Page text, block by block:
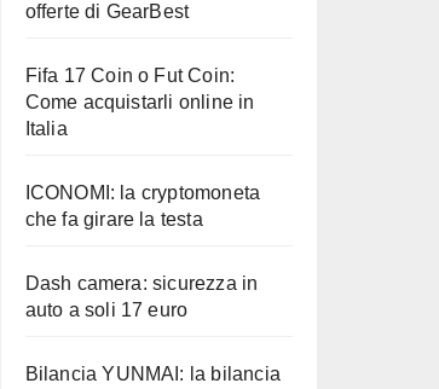
offerte di GearBest
Fifa 17 Coin o Fut Coin:
Come acquistarli online in
Italia
ICONOMI: la cryptomoneta
che fa girare la testa
Dash camera: sicurezza in
auto a soli 17 euro
Bilancia YUNMAI: la bilancia